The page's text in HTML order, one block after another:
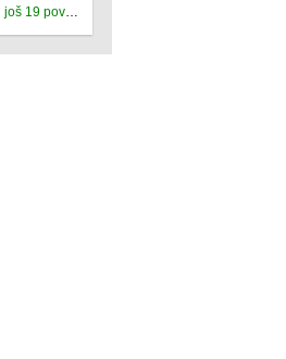
još 19 povezanih